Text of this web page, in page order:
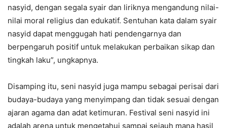
nasyid, dengan segala syair dan liriknya mengandung nilai-
nilai moral religius dan edukatif. Sentuhan kata dalam syair
nasyid dapat menggugah hati pendengarnya dan
berpengaruh positif untuk melakukan perbaikan sikap dan
tingkah laku”, ungkapnya.
Disamping itu, seni nasyid juga mampu sebagai perisai dari
budaya-budaya yang menyimpang dan tidak sesuai dengan
ajaran agama dan adat ketimuran. Festival seni nasyid ini
adalah arena untuk mengetahui sampai sejauh mana hasil